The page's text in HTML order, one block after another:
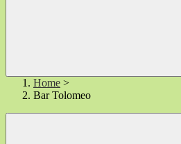
Home >
Bar Tolomeo